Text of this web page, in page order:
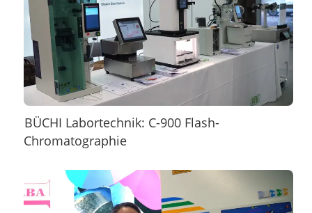
BÜCHI Labortechnik: C-900 Flash-
Chromatographie